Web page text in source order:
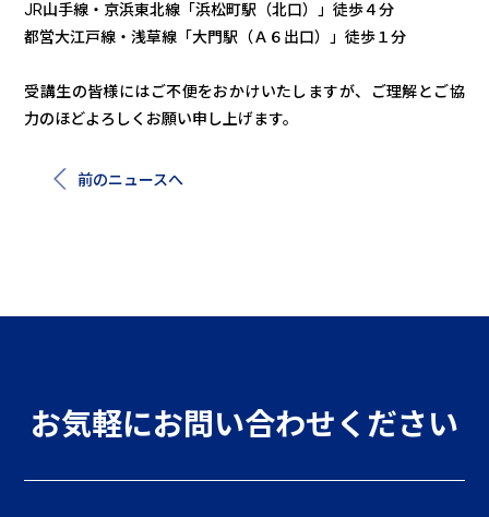
JR山手線・京浜東北線「浜松町駅（北口）」徒歩４分
都営大江戸線・浅草線「大門駅（Ａ６出口）」徒歩１分
受講生の皆様にはご不便をおかけいたしますが、ご理解とご協
力のほどよろしくお願い申し上げます。
前のニュースへ
お気軽にお問い合わせください